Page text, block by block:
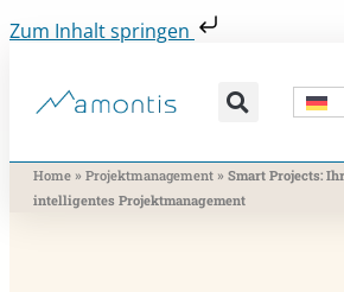
Zum Inhalt springen
Home » Projektmanagement » Smart Projects:
intelligentes Projektmanagement